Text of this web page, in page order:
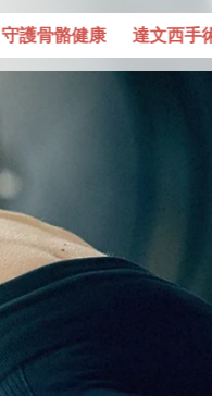
守護骨骼健康 達文西手